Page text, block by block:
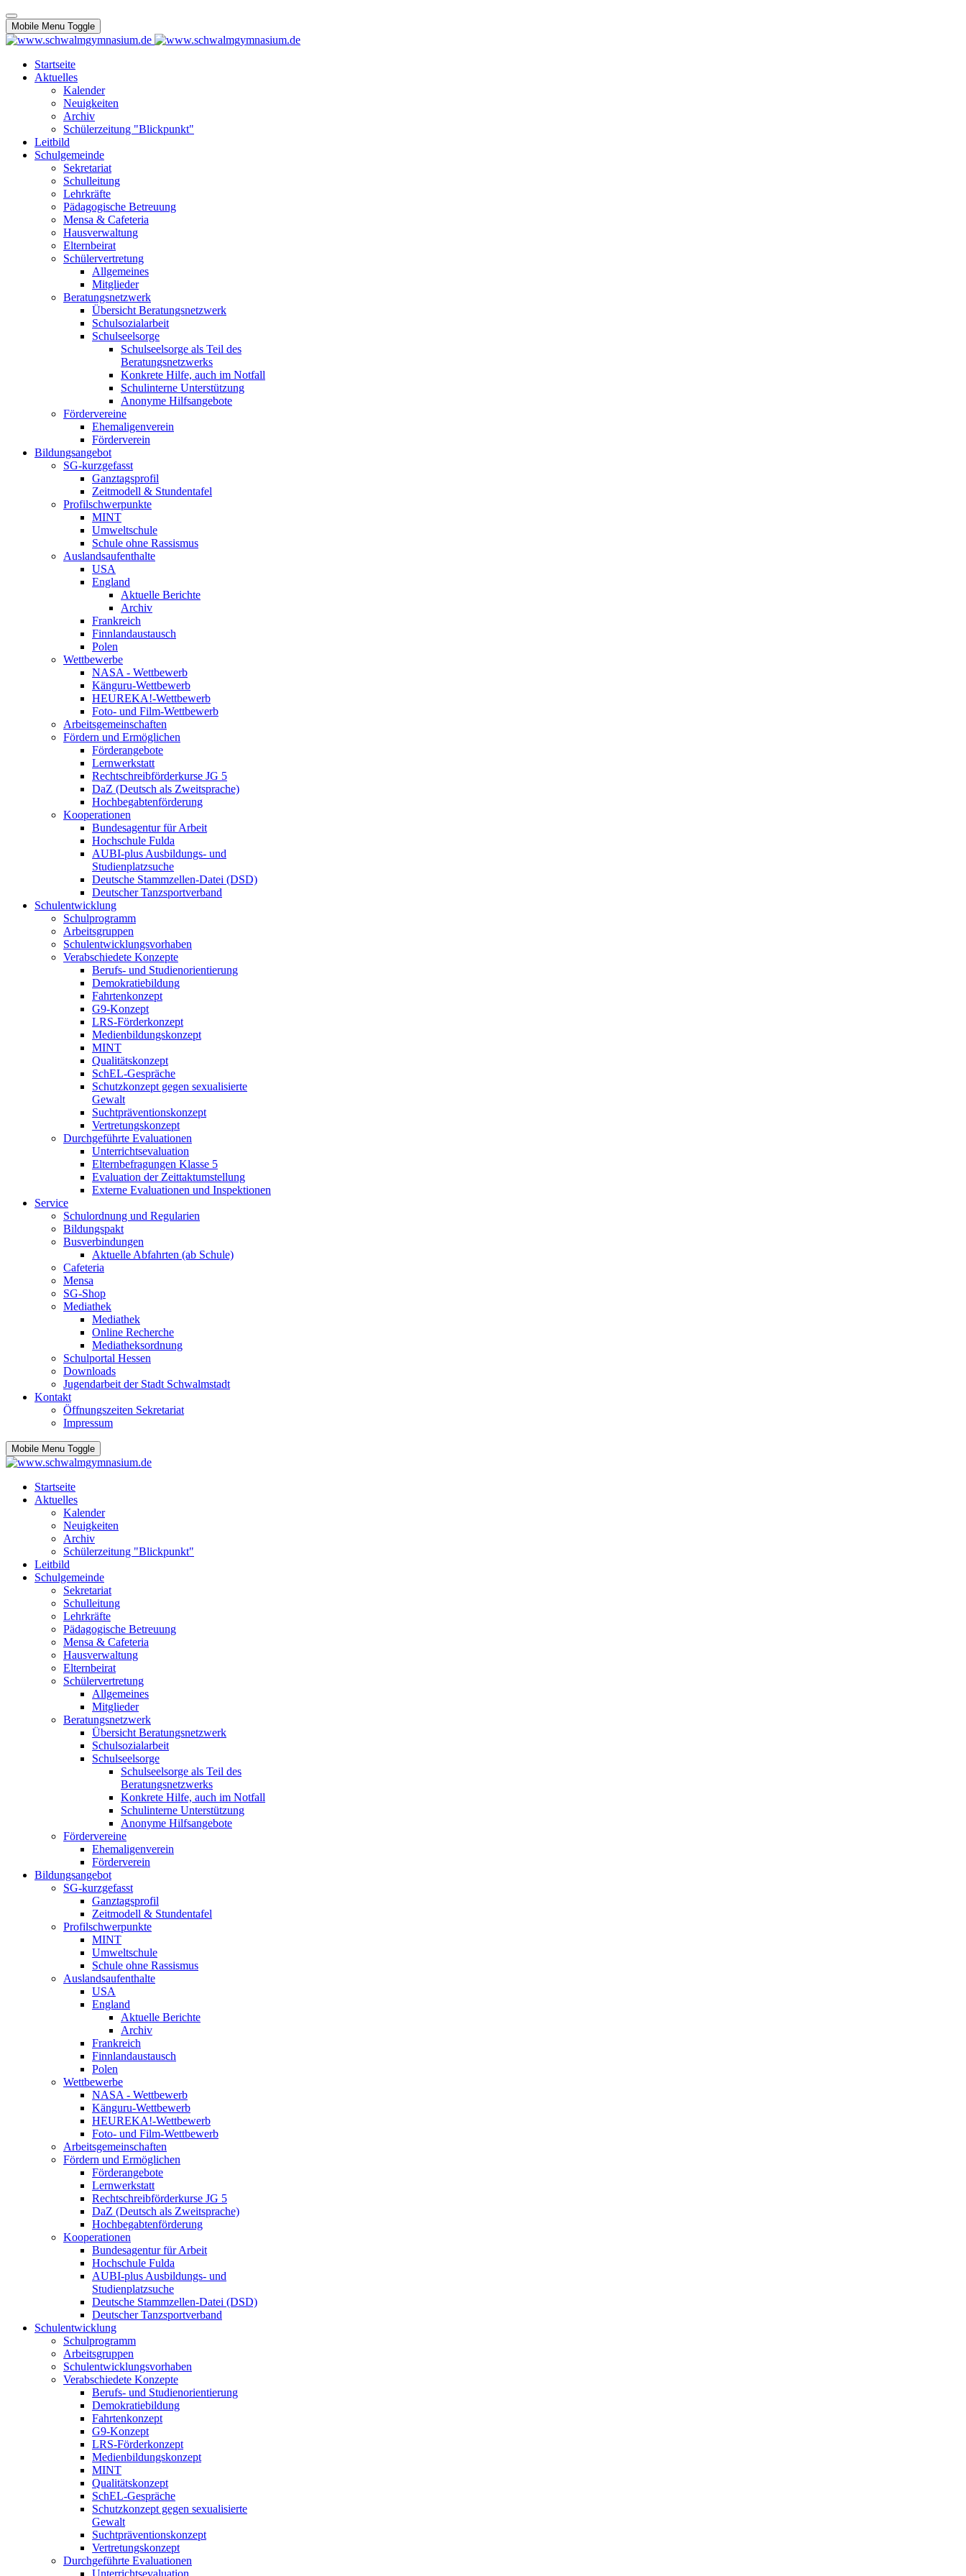
Mobile Menu Toggle
Startseite
Aktuelles
Kalender
Neuigkeiten
Archiv
Schülerzeitung "Blickpunkt"
Leitbild
Schulgemeinde
Sekretariat
Schulleitung
Lehrkräfte
Pädagogische Betreuung
Mensa & Cafeteria
Hausverwaltung
Elternbeirat
Schülervertretung
Allgemeines
Mitglieder
Beratungsnetzwerk
Übersicht Beratungsnetzwerk
Schulsozialarbeit
Schulseelsorge
Schulseelsorge als Teil des
Beratungsnetzwerks
Konkrete Hilfe, auch im Notfall
Schulinterne Unterstützung
Anonyme Hilfsangebote
Fördervereine
Ehemaligenverein
Förderverein
Bildungsangebot
SG-kurzgefasst
Ganztagsprofil
Zeitmodell & Stundentafel
Profilschwerpunkte
MINT
Umweltschule
Schule ohne Rassismus
Auslandsaufenthalte
USA
England
Aktuelle Berichte
Archiv
Frankreich
Finnlandaustausch
Polen
Wettbewerbe
NASA - Wettbewerb
Känguru-Wettbewerb
HEUREKA!-Wettbewerb
Foto- und Film-Wettbewerb
Arbeitsgemeinschaften
Fördern und Ermöglichen
Förderangebote
Lernwerkstatt
Rechtschreibförderkurse JG 5
DaZ (Deutsch als Zweitsprache)
Hochbegabtenförderung
Kooperationen
Bundesagentur für Arbeit
Hochschule Fulda
AUBI-plus Ausbildungs- und
Studienplatzsuche
Deutsche Stammzellen-Datei (DSD)
Deutscher Tanzsportverband
Schulentwicklung
Schulprogramm
Arbeitsgruppen
Schulentwicklungsvorhaben
Verabschiedete Konzepte
Berufs- und Studienorientierung
Demokratiebildung
Fahrtenkonzept
G9-Konzept
LRS-Förderkonzept
Medienbildungskonzept
MINT
Qualitätskonzept
SchEL-Gespräche
Schutzkonzept gegen sexualisierte
Gewalt
Suchtpräventionskonzept
Vertretungskonzept
Durchgeführte Evaluationen
Unterrichtsevaluation
Elternbefragungen Klasse 5
Evaluation der Zeittaktumstellung
Externe Evaluationen und Inspektionen
Service
Schulordnung und Regularien
Bildungspakt
Busverbindungen
Aktuelle Abfahrten (ab Schule)
Cafeteria
Mensa
SG-Shop
Mediathek
Mediathek
Online Recherche
Mediatheksordnung
Schulportal Hessen
Downloads
Jugendarbeit der Stadt Schwalmstadt
Kontakt
Öffnungszeiten Sekretariat
Impressum
Mobile Menu Toggle
Startseite
Aktuelles
Kalender
Neuigkeiten
Archiv
Schülerzeitung "Blickpunkt"
Leitbild
Schulgemeinde
Sekretariat
Schulleitung
Lehrkräfte
Pädagogische Betreuung
Mensa & Cafeteria
Hausverwaltung
Elternbeirat
Schülervertretung
Allgemeines
Mitglieder
Beratungsnetzwerk
Übersicht Beratungsnetzwerk
Schulsozialarbeit
Schulseelsorge
Schulseelsorge als Teil des
Beratungsnetzwerks
Konkrete Hilfe, auch im Notfall
Schulinterne Unterstützung
Anonyme Hilfsangebote
Fördervereine
Ehemaligenverein
Förderverein
Bildungsangebot
SG-kurzgefasst
Ganztagsprofil
Zeitmodell & Stundentafel
Profilschwerpunkte
MINT
Umweltschule
Schule ohne Rassismus
Auslandsaufenthalte
USA
England
Aktuelle Berichte
Archiv
Frankreich
Finnlandaustausch
Polen
Wettbewerbe
NASA - Wettbewerb
Känguru-Wettbewerb
HEUREKA!-Wettbewerb
Foto- und Film-Wettbewerb
Arbeitsgemeinschaften
Fördern und Ermöglichen
Förderangebote
Lernwerkstatt
Rechtschreibförderkurse JG 5
DaZ (Deutsch als Zweitsprache)
Hochbegabtenförderung
Kooperationen
Bundesagentur für Arbeit
Hochschule Fulda
AUBI-plus Ausbildungs- und
Studienplatzsuche
Deutsche Stammzellen-Datei (DSD)
Deutscher Tanzsportverband
Schulentwicklung
Schulprogramm
Arbeitsgruppen
Schulentwicklungsvorhaben
Verabschiedete Konzepte
Berufs- und Studienorientierung
Demokratiebildung
Fahrtenkonzept
G9-Konzept
LRS-Förderkonzept
Medienbildungskonzept
MINT
Qualitätskonzept
SchEL-Gespräche
Schutzkonzept gegen sexualisierte
Gewalt
Suchtpräventionskonzept
Vertretungskonzept
Durchgeführte Evaluationen
Unterrichtsevaluation